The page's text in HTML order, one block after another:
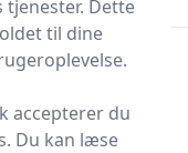
Dette
til dine
accepterer du
Du kan læse